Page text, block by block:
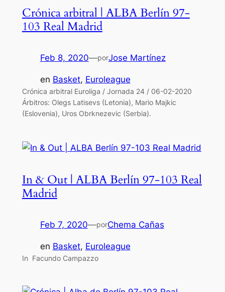
Crónica arbitral | ALBA Berlín 97-
103 Real Madrid
Feb 8, 2020—porJose Martínez
en Basket, Euroleague
Crónica arbitral Euroliga / Jornada 24 / 06-02-2020
Árbitros: Olegs Latisevs (Letonia), Mario Majkic
(Eslovenia), Uros Obrknezevic (Serbia).
In & Out | ALBA Berlín 97-103 Real
Madrid
Feb 7, 2020—porChema Cañas
en Basket, Euroleague
In Facundo Campazzo